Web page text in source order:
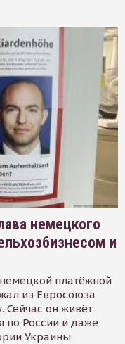
немецкого
и
платёжной
из Евросоюза
Сейчас он живёт
по России и даже
Украины